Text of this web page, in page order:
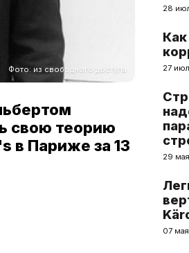
Фото: из свободного доступа
свою теорию
в Париже за 13
28
27
29
07